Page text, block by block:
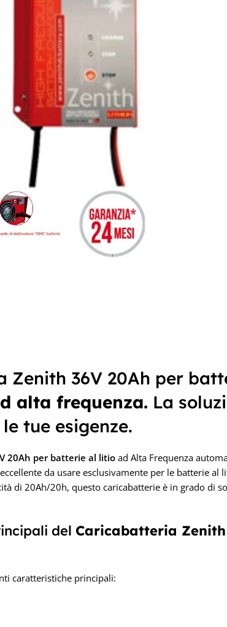
Zenith 36V 20Ah per
alta frequenza. La
tue esigenze.
20Ah per batterie al litio ad Alta Frequenza
da usare esclusivamente per le batterie al
di 20Ah/20h, questo caricabatterie è in grado di
del Caricabatteria Z
caratteristiche principali: